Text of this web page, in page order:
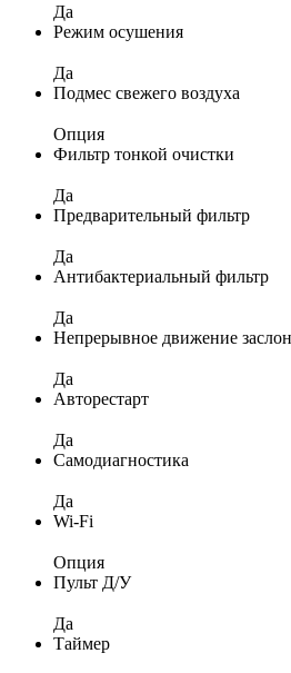
Да
Режим осушения
Да
Подмес свежего воздуха
Опция
Фильтр тонкой очистки
Да
Предварительный фильтр
Да
Антибактериальный фильтр
Да
Непрерывное движение
Да
Авторестарт
Да
Самодиагностика
Да
Wi-Fi
Опция
Пульт Д/У
Да
Таймер